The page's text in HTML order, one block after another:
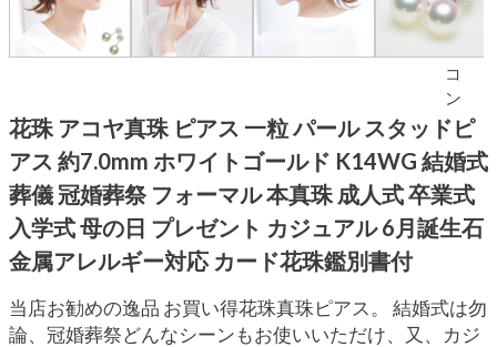
花珠 アコヤ真珠 ピアス 一粒 パール スタッドピ
アス 約7.0mm ホワイトゴールド K14WG 結婚式
葬儀 冠婚葬祭 フォーマル 本真珠 成人式 卒業式
入学式 母の日 プレゼント カジュアル 6月誕生石
金属アレルギー対応 カード花珠鑑別書付
当店お勧めの逸品 お買い得花珠真珠ピアス。 結婚式は勿
論、冠婚葬祭どんなシーンもお使いいただけ、又、カジ